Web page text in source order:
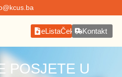
eListaČekanjaKontakt
POSJETE U